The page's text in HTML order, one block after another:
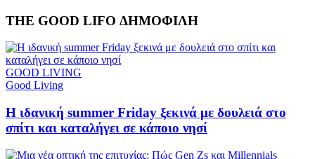
THE GOOD LIFO ΔΗΜΟΦΙΛΗ
GOOD LIVING
Good Living
Η ιδανική summer Friday ξεκινά με δουλειά στο
σπίτι και καταλήγει σε κάποιο νησί